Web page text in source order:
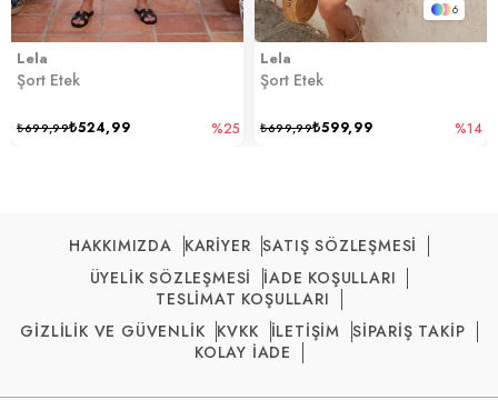
Lela
Şort Etek
₺524,99
₺699,99 %25
6
Lela
Şort Etek
₺599,99
₺699,99 %14
HAKKIMIZDA KARİYER SATIŞ SÖZLEŞMESİ
ÜYELİK SÖZLEŞMESİ
İADE KOŞULLARI
TESLİMAT KOŞULLARI
GİZLİLİK VE GÜVENLİK KVKK İLETİŞİM
SİPARİŞ TAKİP
KOLAY İADE